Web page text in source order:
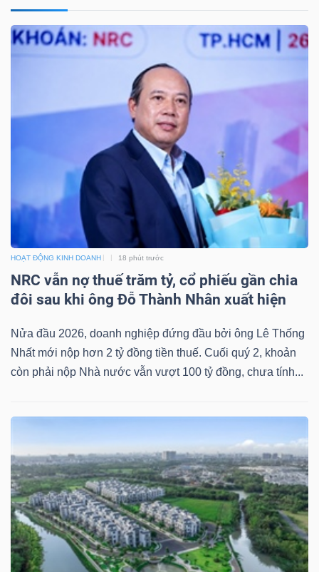
HOẠT ĐỘNG KINH DOANH 18 phút trước
NRC vẫn nợ thuế trăm tỷ, cổ phiếu gần chia
đôi sau khi ông Đỗ Thành Nhân xuất hiện
Nửa đầu 2026, doanh nghiệp đứng đầu bởi ông Lê Thống
Nhất mới nộp hơn 2 tỷ đồng tiền thuế. Cuối quý 2, khoản
còn phải nộp Nhà nước vẫn vượt 100 tỷ đồng, chưa tính...